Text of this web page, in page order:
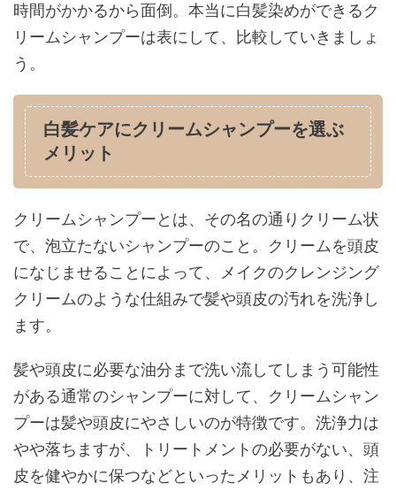
時間がかかるから面倒。本当に白髪染めができるク
リームシャンプーは表にして、比較していきましょ
う。
白髪ケアにクリームシャンプーを選ぶ
メリット
クリームシャンプーとは、その名の通りクリーム状
で、泡立たないシャンプーのこと。クリームを頭皮
になじませることによって、メイクのクレンジング
クリームのような仕組みで髪や頭皮の汚れを洗浄し
ます。
髪や頭皮に必要な油分まで洗い流してしまう可能性
がある通常のシャンプーに対して、クリームシャン
プーは髪や頭皮にやさしいのが特徴です。洗浄力は
やや落ちますが、トリートメントの必要がない、頭
皮を健やかに保つなどといったメリットもあり、注